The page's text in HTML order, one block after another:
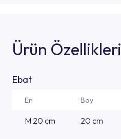
Ürün Özellikleri
Ebat
En Boy
M 20 cm 20 cm